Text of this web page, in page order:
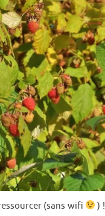
(sans wifi
)